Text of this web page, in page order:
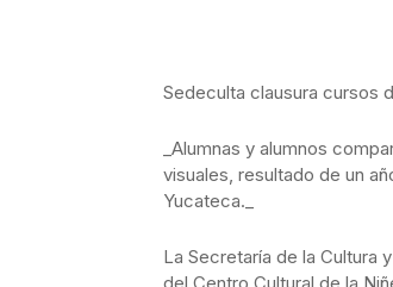
Sedeculta clausura cursos
_Alumnas y alumnos
visuales, resultado de un
Yucateca._
La Secretaría de la Cultura